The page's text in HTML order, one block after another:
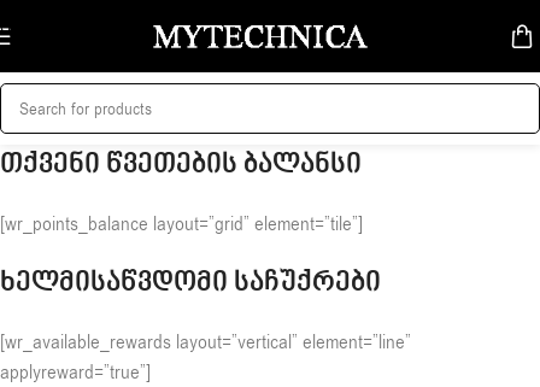
Skip to navigation
Skip to main content
თქვენი წვეთების ბალანსი
[wr_points_balance layout=”grid” element=”tile”]
ხელმისაწვდომი საჩუქრები
[wr_available_rewards layout=”vertical” element=”line”
applyreward=”true”]